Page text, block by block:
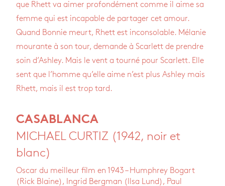
que Rhett va aimer profondément comme il aime sa
femme qui est incapable de partager cet amour.
Quand Bonnie meurt, Rhett est inconsolable. Mélanie
mourante à son tour, demande à Scarlett de prendre
soin d’Ashley. Mais le vent a tourné pour Scarlett. Elle
sent que l’homme qu’elle aime n’est plus Ashley mais
Rhett, mais il est trop tard.
CASABLANCA
MICHAEL CURTIZ (1942, noir et
blanc)
Oscar du meilleur film en 1943 – Humphrey Bogart
(Rick Blaine), Ingrid Bergman (llsa Lund), Paul